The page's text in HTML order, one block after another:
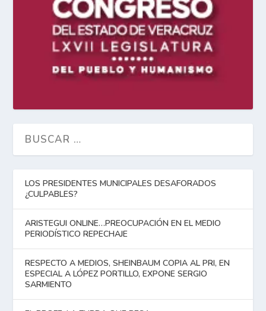
LOS PRESIDENTES MUNICIPALES DESAFORADOS
¿CULPABLES?
ARISTEGUI ONLINE…PREOCUPACIÓN EN EL MEDIO
PERIODÍSTICO REPECHAJE
RESPECTO A MEDIOS, SHEINBAUM COPIA AL PRI, EN
ESPECIAL A LÓPEZ PORTILLO, EXPONE SERGIO
SARMIENTO